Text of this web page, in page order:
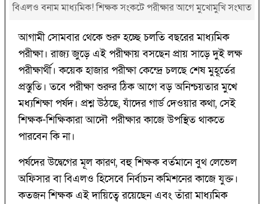
বিএলও বনাম মাধ্যমিক! শিক্ষক সংকটে পরীক্ষার আগে মুখোমুখি সংঘাত
আগামী সোমবার থেকে শুরু হচ্ছে চলতি বছরের মাধ্যমিক
পরীক্ষা। রাজ্য জুড়ে এই পরীক্ষায় বসছেন প্রায় সাড়ে দুই লক্ষ
পরীক্ষার্থী। কয়েক হাজার পরীক্ষা কেন্দ্রে চলছে শেষ মুহূর্তের
প্রস্তুতি। তবে পরীক্ষা শুরুর ঠিক আগে বড় অনিশ্চয়তার মুখে
মধ্যশিক্ষা পর্ষদ। প্রশ্ন উঠছে, যাঁদের গার্ড দেওয়ার কথা, সেই
শিক্ষক-শিক্ষিকারা আদৌ পরীক্ষার কাজে উপস্থিত থাকতে
পারবেন কি না।
পর্ষদের উদ্বেগের মূল কারণ, বহু শিক্ষক বর্তমানে বুথ লেভেল
অফিসার বা বিএলও হিসেবে নির্বাচন কমিশনের কাজে যুক্ত।
কতজন শিক্ষক এই দায়িত্বে রয়েছেন এবং তাঁরা মাধ্যমিক